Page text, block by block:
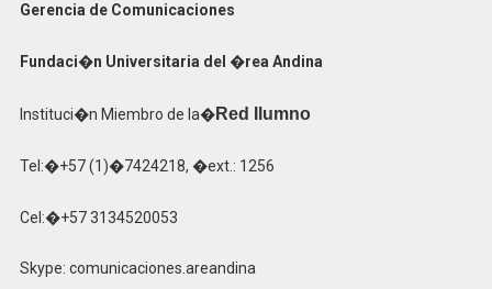
Gerencia de Comunicaciones
Fundaci�n Universitaria del �rea Andina
Instituci�n Miembro de la�Red Ilumno
Tel:�+57 (1)�7424218, �ext.: 1256
Cel:�+57 3134520053
Skype: comunicaciones.areandina